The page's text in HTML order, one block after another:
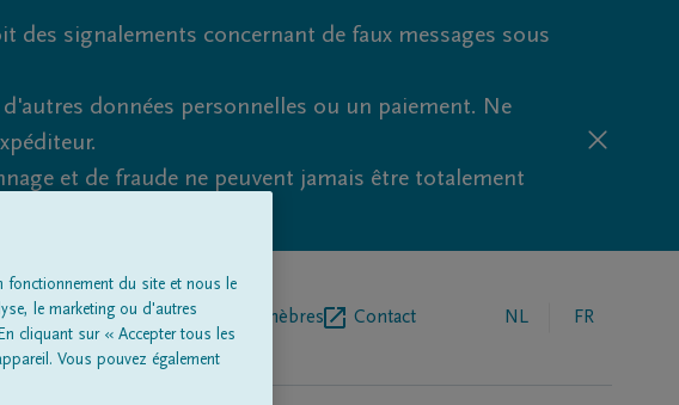
des signalements concernant de faux messages sous
données personnelles ou un paiement. Ne
et de fraude ne peuvent jamais être totalement
Entrepreneur de pompes funèbres Contact NL FR
fonctionnement du site et nous le
le marketing ou d'autres
cliquant sur « Accepter tous les
Vous pouvez également